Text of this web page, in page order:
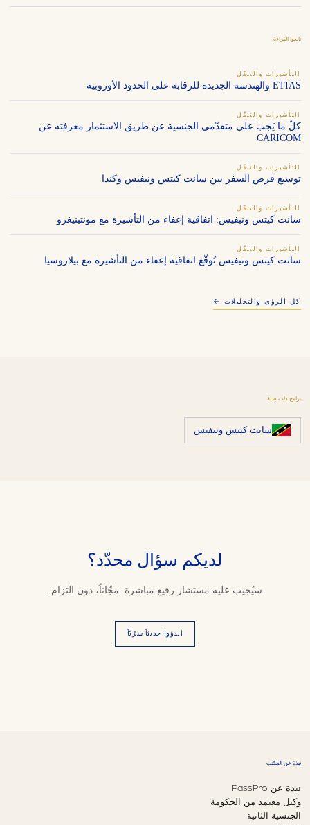
تابعوا القراءة
التأشيرات والتنقّل
ETIAS والهندسة الجديدة للرقابة على الحدود الأوروبية
التأشيرات والتنقّل
كلّ ما يَجب على متقدّمي الجنسية عن طريق الاستثمار معرفته عن
CARICOM
التأشيرات والتنقّل
توسيع فرص السفر بين سانت كيتس ونيفيس وكندا
التأشيرات والتنقّل
سانت كيتس ونيفيس: اتفاقية إعفاء من التأشيرة مع مونتينيغرو
التأشيرات والتنقّل
سانت كيتس ونيفيس تُوقّع اتفاقية إعفاء من التأشيرة مع بيلاروسيا
كل الرؤى والتحليلات ←
برامج ذات صلة
سانت كيتس ونيفيس
لديكم سؤال محدّد؟
سيُجيب عليه مستشار رفيع مباشرة. مجّاناً، دون التزام.
ابدؤوا حديثاً سرّيّاً
نبذة عن المكتب
نبذة عن PassPro
وكيل معتمد من الحكومة
الجنسية الثانية